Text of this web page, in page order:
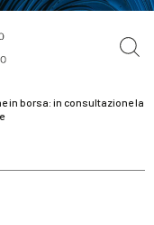
del TUF
in borsa: in consultazione la